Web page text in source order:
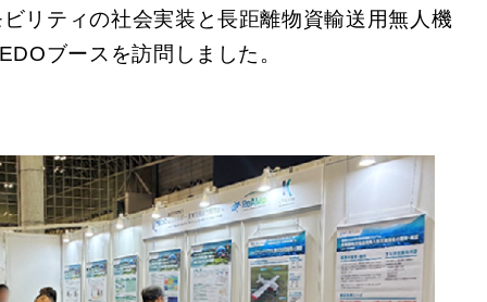
リティの社会実装と長距離物資輸送用無人機
ブースを訪問しました。